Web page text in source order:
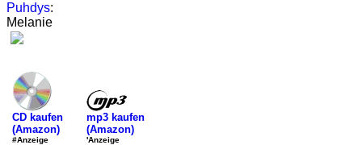
Puhdys:
Melanie
CD kaufen
(Amazon)
#Anzeige
mp3 kaufen
(Amazon)
'Anzeige